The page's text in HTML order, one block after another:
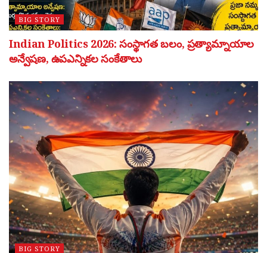
BIG STORY
Indian Politics 2026: సంస్థాగత బలం, ప్రత్యామ్నాయాల
అన్వేషణ, ఉపఎన్నికల సంకేతాలు
BIG STORY